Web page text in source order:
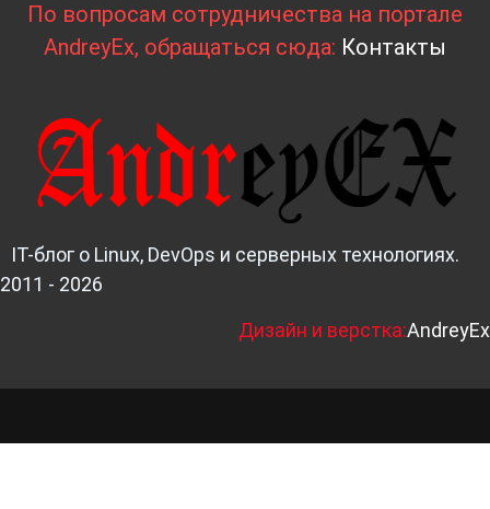
По вопросам сотрудничества на портале
AndreyEx, обращаться сюда: Контакты
IT-блог о Linux, DevOps и серверных технологиях.
2011 - 2026
Дизайн и верстка:AndreyEx